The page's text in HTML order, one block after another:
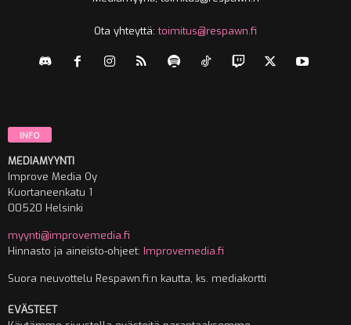
Ota yhteyttä:toimitus@respawn.fi
INFO
MEDIAMYYNTI
Improve Media Oy
Kuortaneenkatu 1
00520 Helsinki
myynti@improvemedia.fi
Hinnasto ja aineisto-ohjeet: Improvemedia.fi
Suora neuvottelu Respawn.fi:n kautta, ks. mediakortti
EVÄSTEET